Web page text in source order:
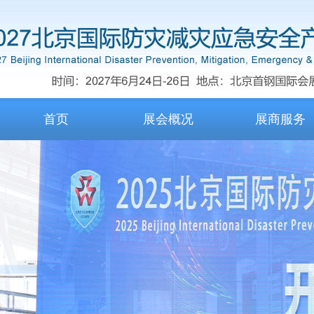
首页 展会概况 展商服务